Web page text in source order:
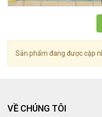
Sản phẩm đang được cập
VỀ CHÚNG TÔI